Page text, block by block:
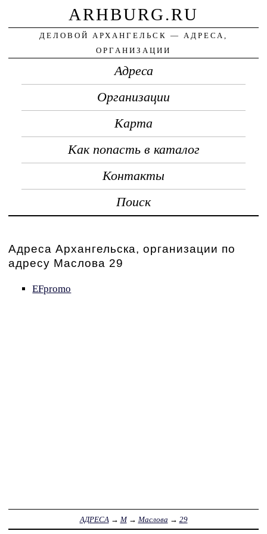
ARHBURG.RU
ДЕЛОВОЙ АРХАНГЕЛЬСК — АДРЕСА,
ОРГАНИЗАЦИИ
Адреса
Организации
Карта
Как попасть в каталог
Контакты
Поиск
Адреса Архангельска, организации по
адресу Маслова 29
EFpromo
АДРЕСА → М→ Маслова → 29